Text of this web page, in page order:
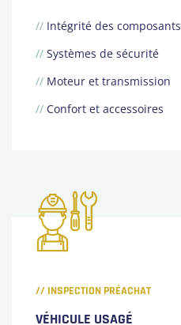
// Intégrité des composants
// Systèmes de sécurité
// Moteur et transmission
// Confort et accessoires
// INSPECTION PRÉACHAT
VÉHICULE USAGÉ